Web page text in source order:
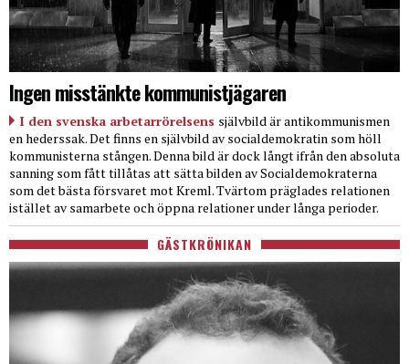
Ingen misstänkte kommunistjägaren
I den svenska arbetarrörelsens självbild är antikommunismen
en hederssak. Det finns en självbild av socialdemokratin som höll
kommunisterna stången. Denna bild är dock långt ifrån den absoluta
sanning som fått tillåtas att sätta bilden av Socialdemokraterna
som det bästa försvaret mot Kreml. Tvärtom präglades relationen
istället av samarbete och öppna relationer under långa perioder.
GÄSTKRÖNIKAN